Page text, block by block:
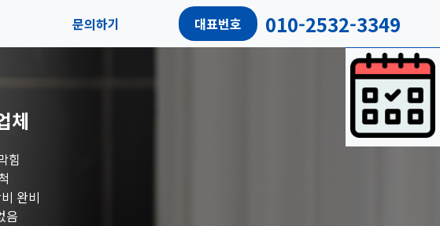
문의하기 대표번호 010-2532-3349
체
힘
완비
음